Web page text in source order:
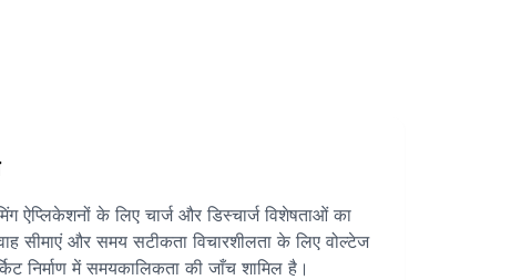
ऐप्लिकेशनों के लिए चार्ज और डिस्चार्ज विशेषताओं का
सीमाएं और समय सटीकता विचारशीलता के लिए वोल्टेज
निर्माण में समयकालिकता की जाँच शामिल है।